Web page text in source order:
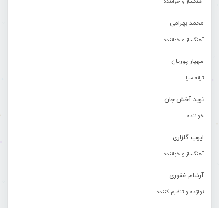
آهنگساز و خواننده
محمد بهرامی
آهنگساز و خواننده
مهیار پوریان
ترانه سرا
نوید آخش جان
خواننده
ایوب گلزاری
آهنگساز و خواننده
آرشام غفوری
نوازنده و تنظیم کننده